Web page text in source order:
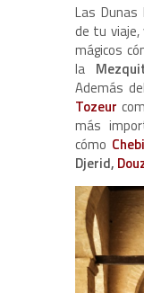
Las
de tu
mágicos
la
Además
Tozeur
más
cómo
Djerid,